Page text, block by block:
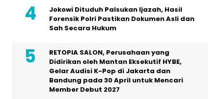
Jokowi Dituduh Palsukan Ijazah, Hasil
Forensik Polri Pastikan Dokumen Asli dan
Sah Secara Hukum
RETOPIA SALON, Perusahaan yang
Didirikan oleh Mantan Eksekutif HYBE,
Gelar Audisi K-Pop di Jakarta dan
Bandung pada 30 April untuk Mencari
Member Debut 2027